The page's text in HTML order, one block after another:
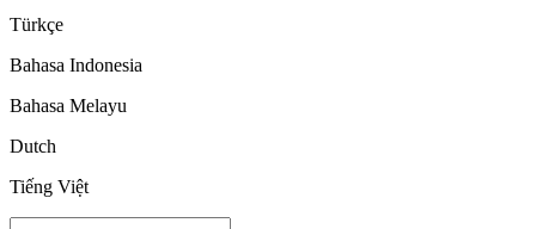
Türkçe
Bahasa Indonesia
Bahasa Melayu
Dutch
Tiếng Việt